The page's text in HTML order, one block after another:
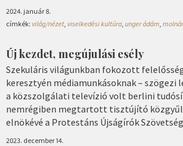
2024. január 8.
címkék: világ/nézet viselkedési kultúra unger ádám
Új kezdet, megújulási esély
Szekuláris világunkban fokozott
keresztyén médiamunkásoknak – szögezi
a közszolgálati televízió volt berlini
nemrégiben megtartott tisztújító
elnökévé a Protestáns Újságírók
2023. december 14.